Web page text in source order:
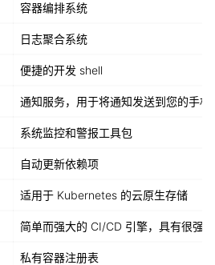
容器编排系统
日志聚合系统
便捷的开发 shell
通知服务，用于将通知发送到您的手机
系统监控和警报工具包
自动更新依赖项
适用于 Kubernetes 的云原生存储
简单而强大的 CI/CD 引擎，具有很强
私有容器注册表